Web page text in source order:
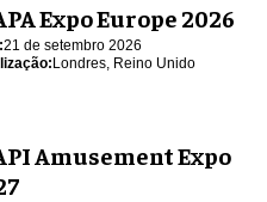
Expo Europe 2026
21 de setembro 2026
Londres, Reino Unido
Amusement Expo